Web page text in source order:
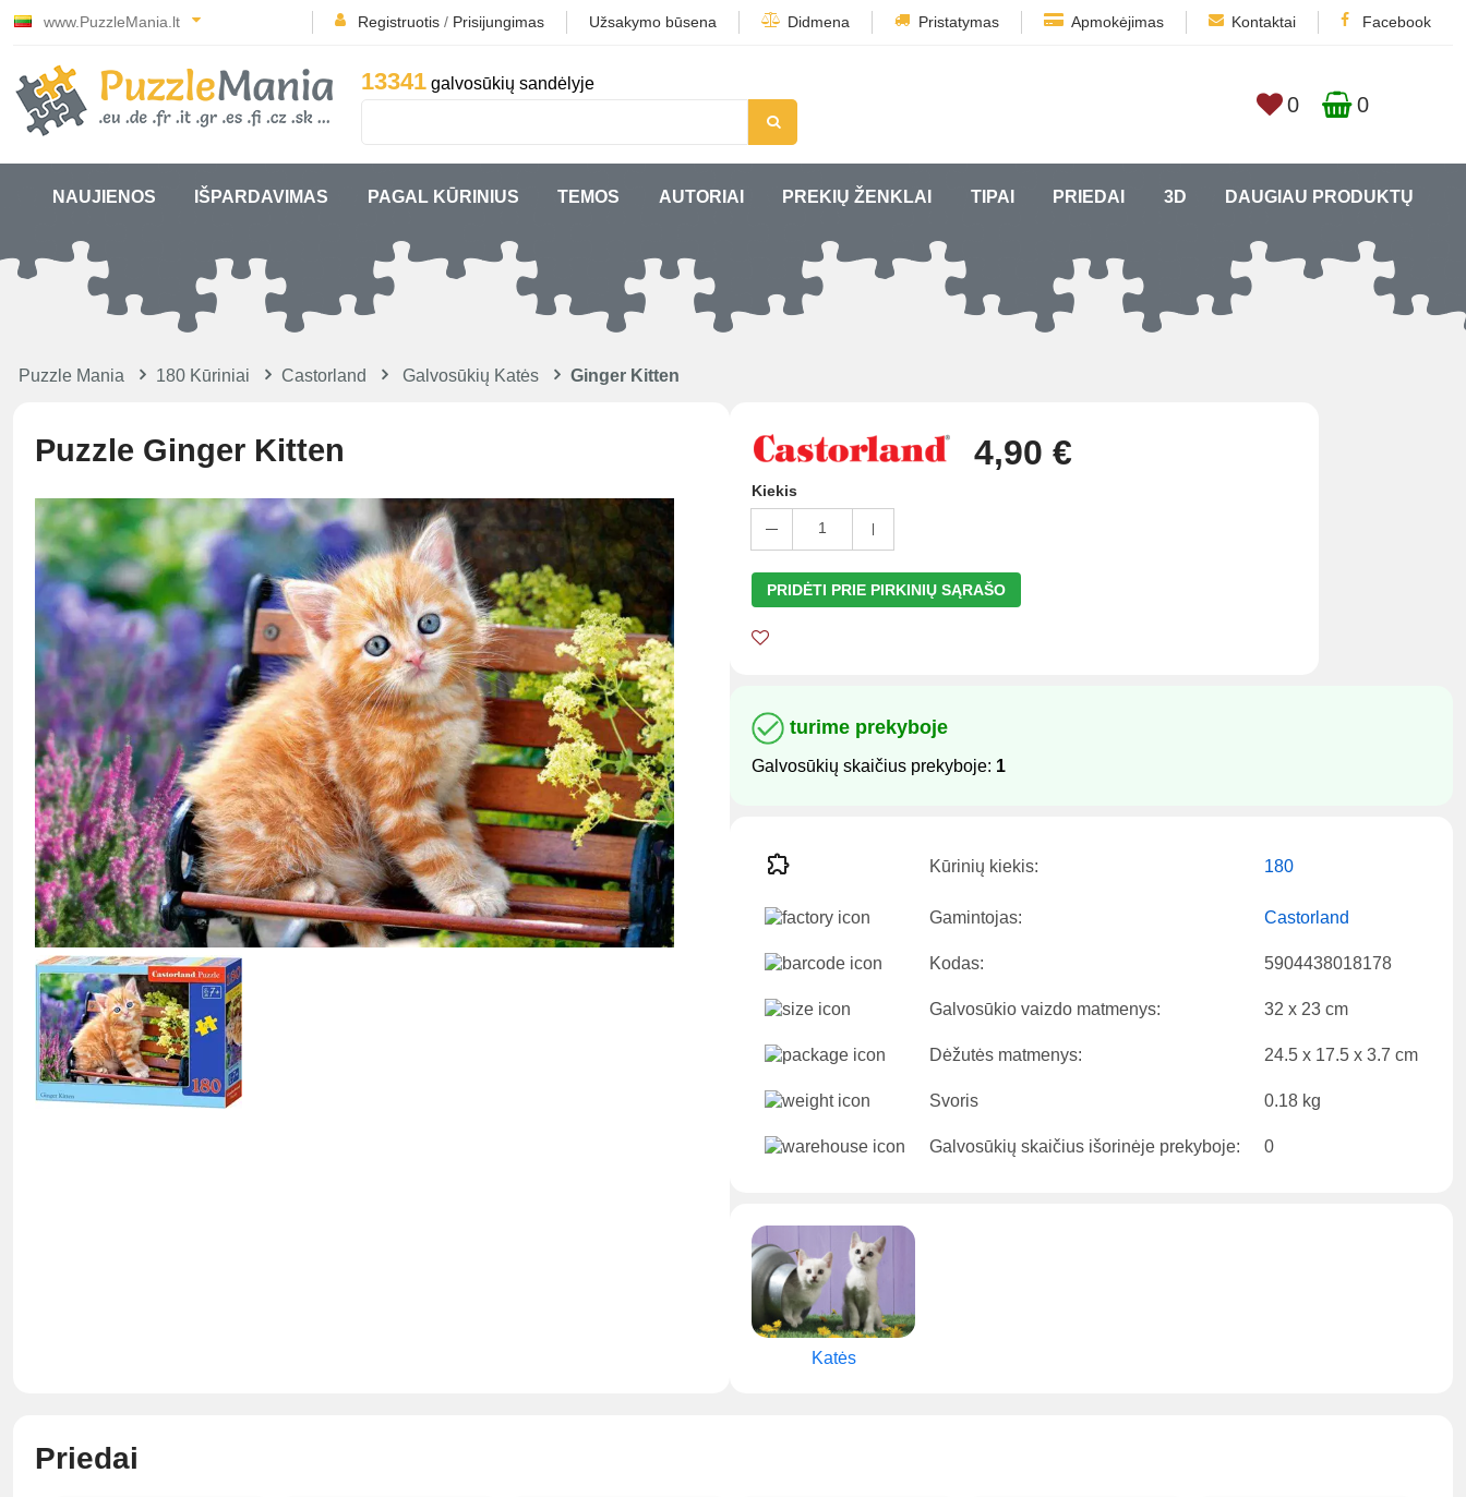
www.PuzzleMania.lt Registruotis / Prisijungimas Užsakymo būsena Didmena Pristatymas Apmokėjimas Kontaktai Facebook
13341 galvosūkių sandėlyje
0 0
NAUJIENOS IŠPARDAVIMAS PAGAL KŪRINIUS TEMOS AUTORIAI PREKIŲ ŽENKLAI TIPAI PRIEDAI 3D DAUGIAU PRODUKTŲ
Puzzle Mania 180 Kūriniai Castorland Galvosūkių Katės Ginger Kitten
Puzzle Ginger Kitten 4,90 €
Kiekis
1
PRIDĖTI PRIE PIRKINIŲ SĄRAŠO
turime prekyboje
Galvosūkių skaičius prekyboje: 1
Kūrinių kiekis: 180
Gamintojas: Castorland
Kodas: 5904438018178
Galvosūkio vaizdo matmenys: 32 x 23 cm
Dėžutės matmenys: 24.5 x 17.5 x 3.7 cm
Svoris 0.18 kg
Galvosūkių skaičius išorinėje prekyboje: 0
Katės
Priedai